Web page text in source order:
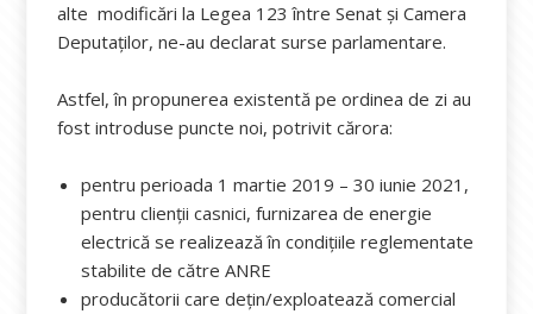
alte modificări la Legea 123 între Senat și Camera
Deputaților, ne-au declarat surse parlamentare.
Astfel, în propunerea existentă pe ordinea de zi au
fost introduse puncte noi, potrivit cărora:
pentru perioada 1 martie 2019 – 30 iunie 2021,
pentru clienții casnici, furnizarea de energie
electrică se realizează în condițiile reglementate
stabilite de către ANRE
producătorii care dețin/exploatează comercial